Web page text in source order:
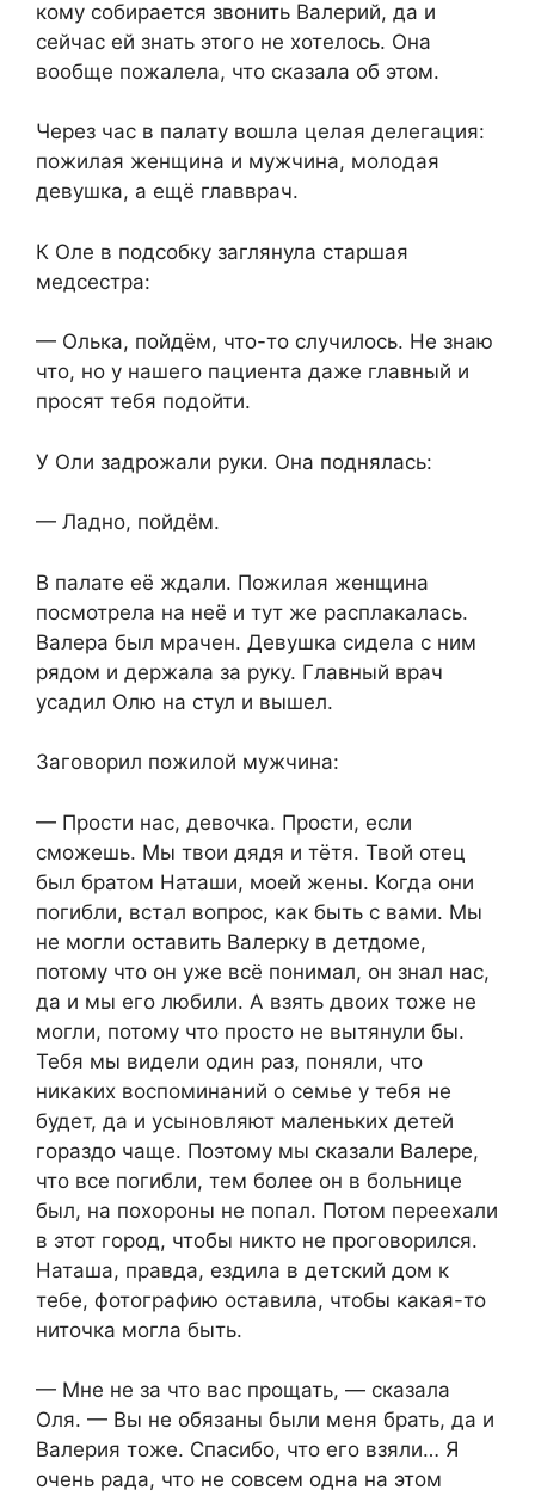
кому собирается звонить Валерий, да и
сейчас ей знать этого не хотелось. Она
вообще пожалела, что сказала об этом.
Через час в палату вошла целая делегация:
пожилая женщина и мужчина, молодая
девушка, а ещё главврач.
К Оле в подсобку заглянула старшая
медсестра:
— Олька, пойдём, что-то случилось. Не знаю
что, но у нашего пациента даже главный и
просят тебя подойти.
У Оли задрожали руки. Она поднялась:
— Ладно, пойдём.
В палате её ждали. Пожилая женщина
посмотрела на неё и тут же расплакалась.
Валера был мрачен. Девушка сидела с ним
рядом и держала за руку. Главный врач
усадил Олю на стул и вышел.
Заговорил пожилой мужчина:
— Прости нас, девочка. Прости, если
сможешь. Мы твои дядя и тётя. Твой отец
был братом Наташи, моей жены. Когда они
погибли, встал вопрос, как быть с вами. Мы
не могли оставить Валерку в детдоме,
потому что он уже всё понимал, он знал нас,
да и мы его любили. А взять двоих тоже не
могли, потому что просто не вытянули бы.
Тебя мы видели один раз, поняли, что
никаких воспоминаний о семье у тебя не
будет, да и усыновляют маленьких детей
гораздо чаще. Поэтому мы сказали Валере,
что все погибли, тем более он в больнице
был, на похороны не попал. Потом переехали
в этот город, чтобы никто не проговорился.
Наташа, правда, ездила в детский дом к
тебе, фотографию оставила, чтобы какая-то
ниточка могла быть.
— Мне не за что вас прощать, — сказала
Оля. — Вы не обязаны были меня брать, да и
Валерия тоже. Спасибо, что его взяли… Я
очень рада, что не совсем одна на этом